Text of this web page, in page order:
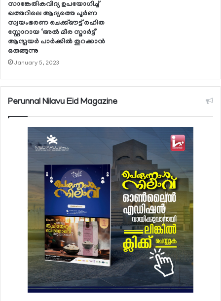
സാങ്കേതികവിദ്യ ഉപയോഗിച്ച്
ഖത്തറിലെ ആദ്യത്തെ പൂര്‍ണ
സ്വയംഭരണ ചെക്ക്ഔട്ട് രഹിത
സ്റ്റോറായ ‘അല്‍ മീര സ്മാര്‍ട്ട്’
ആസ്പയര്‍ പാര്‍ക്കില്‍ തുറക്കാന്‍
ഒരുങ്ങുന്നു
January 5, 2023
Perunnal Nilavu Eid Magazine